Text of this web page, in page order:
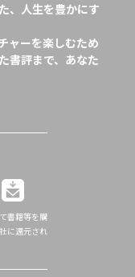
、人生を豊かにす
ャーを楽しむため
書評まで、あなた
書籍等を購
に還元され